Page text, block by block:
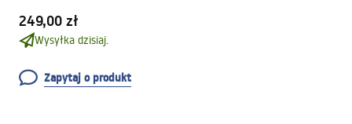
249,00 zł
Wysyłka dzisiaj.
Zapytaj o produkt